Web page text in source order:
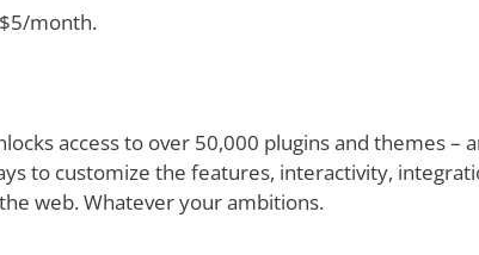
month.
access to over 50,000 plugins and themes –
to customize the features, interactivity,
web. Whatever your ambitions.